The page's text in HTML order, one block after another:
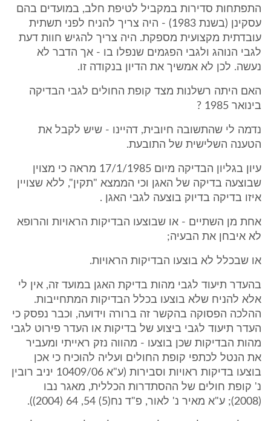
התפתחות סדירות במקביל לטיפת חלב, במועדים בהם
עסקינן (בשנת 1983) - היה צריך להניח לפני תשתית
עובדתית מקצועית מספקת. היה צריך להגיש חוות דעת
לגבי הנוהג ולגבי הפגמים שנפלו בו - אך הדבר לא
נעשה. לכן לא אמשיך את הדיון בנקודה זו.
האם היתה רשלנות מצד קופת החולים לגבי הבדיקה
בינואר 1985 ?
נדמה לי שהתשובה חיובית, דהיינו - שיש לקבל את
הטענה השלישית של התובעת.
עיון בגליון הבדיקה מיום 17/1/1985 מראה כי מצוין
שבוצעה בדיקה של האגן וכי הממצא "תקין", ללא שצויין
איזו בדיקה בדיוק בוצעה לגבי האגן .
אחת מן השתיים - או שבוצעו הבדיקות הראויות והרופא
לא איבחן את הבעיה;
או שבכלל לא בוצעו הבדיקות הראויות.
בהעדר תיעוד לגבי מהות בדיקת האגן במועד זה, אין לי
אלא להניח שלא בוצעו בכלל הבדיקות המתחייבות.
ההלכה הפסוקה בהקשר זה ברורה וידועה, וכבר נפסק כי
העדר תיעוד לגבי ביצוע של בדיקות או העדר פירוט לגבי
מהות הבדיקות שכן בוצעו - מהווה נזק ראייתי ומעביר
את הנטל לכתפי קופת החולים ועליה להוכיח כי אכן
בוצעו בדיקות ראויות וסבירות (ע"א 10409/06 יניב רובין
נ' קופת חולים של ההסתדרות הכללית, מאגר נבו
(2008); ע"א מאיר נ' לאור, פ"ד נח(5) 54, 64 (2004)).